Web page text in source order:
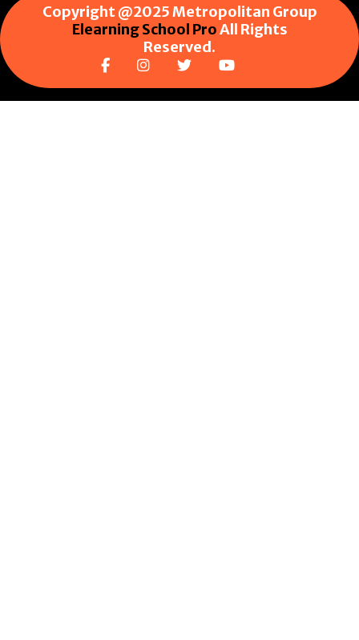
Copyright @2025 Metropolitan Group
Elearning School ProAll Rights
Reserved.